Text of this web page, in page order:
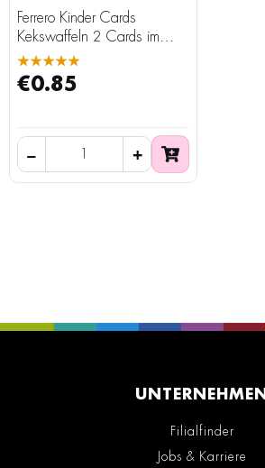
Ferrero Kinder Cards
Kekswaffeln 2 Cards im
Pack 25,6 g
★★★★★
€0.85
UNTERNEHMEN
Filialfinder
Jobs & Karriere